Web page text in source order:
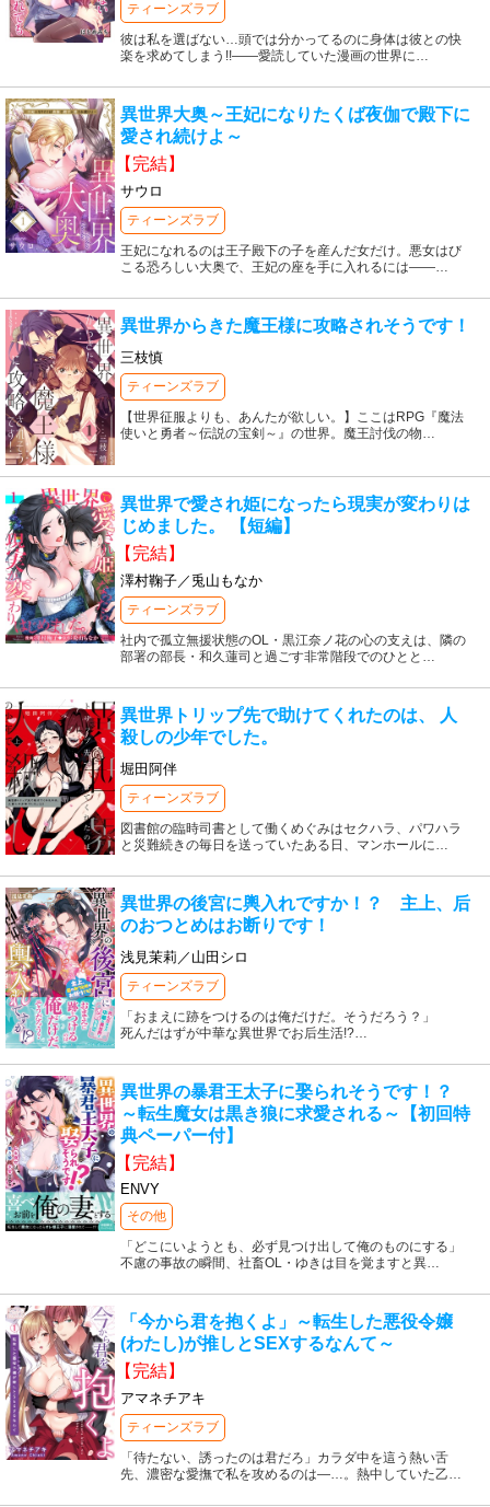
ティーンズラブ
彼は私を選ばない…頭では分かってるのに身体は彼との快
楽を求めてしまう!!――愛読していた漫画の世界に…
異世界大奥～王妃になりたくば夜伽で殿下に
愛され続けよ～
【完結】
サウロ
ティーンズラブ
王妃になれるのは王子殿下の子を産んだ女だけ。悪女はび
こる恐ろしい大奥で、王妃の座を手に入れるには――…
異世界からきた魔王様に攻略されそうです！
三枝慎
ティーンズラブ
【世界征服よりも、あんたが欲しい。】ここはRPG『魔法
使いと勇者～伝説の宝剣～』の世界。魔王討伐の物…
異世界で愛され姫になったら現実が変わりは
じめました。 【短編】
【完結】
澤村鞠子／兎山もなか
ティーンズラブ
社内で孤立無援状態のOL・黒江奈ノ花の心の支えは、隣の
部署の部長・和久蓮司と過ごす非常階段でのひとと …
異世界トリップ先で助けてくれたのは、 人
殺しの少年でした。
堀田阿伴
ティーンズラブ
図書館の臨時司書として働くめぐみはセクハラ、パワハラ
と災難続きの毎日を送っていたある日、マンホールに…
異世界の後宮に輿入れですか！？ 主上、后
のおつとめはお断りです！
浅見茉莉／山田シロ
ティーンズラブ
「おまえに跡をつけるのは俺だけだ。そうだろう？」
死んだはずが中華な異世界でお后生活!?…
異世界の暴君王太子に娶られそうです！？
～転生魔女は黒き狼に求愛される～【初回特
典ペーパー付】
【完結】
ENVY
その他
「どこにいようとも、必ず見つけ出して俺のものにする」
不慮の事故の瞬間、社畜OL・ゆきは目を覚ますと異…
「今から君を抱くよ」～転生した悪役令嬢
(わたし)が推しとSEXするなんて～
【完結】
アマネチアキ
ティーンズラブ
「待たない、誘ったのは君だろ」カラダ中を這う熱い舌
先、濃密な愛撫で私を攻めるのは―…。熱中していた乙…